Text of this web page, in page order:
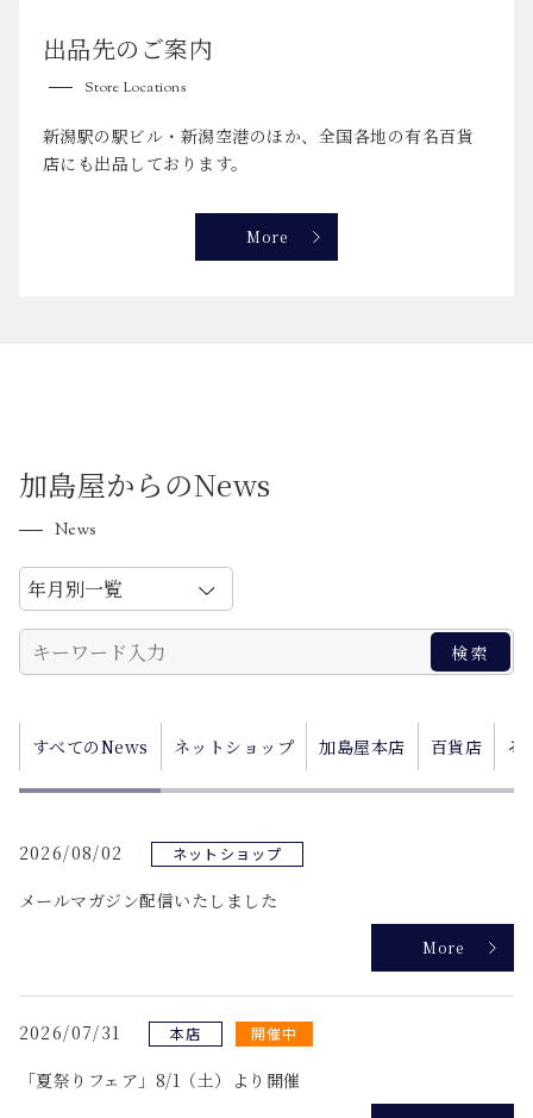
出品先のご案内
Store Locations
新潟駅の駅ビル・新潟空港のほか、全国各地の有名百貨
店にも出品しております。
More
加島屋からのNews
News
すべてのNews ネットショップ 加島屋本店 百貨店 そ
2026/08/02 ネットショップ
メールマガジン配信いたしました
More
2026/07/31 本店 開催中
「夏祭りフェア」8/1（土）より開催